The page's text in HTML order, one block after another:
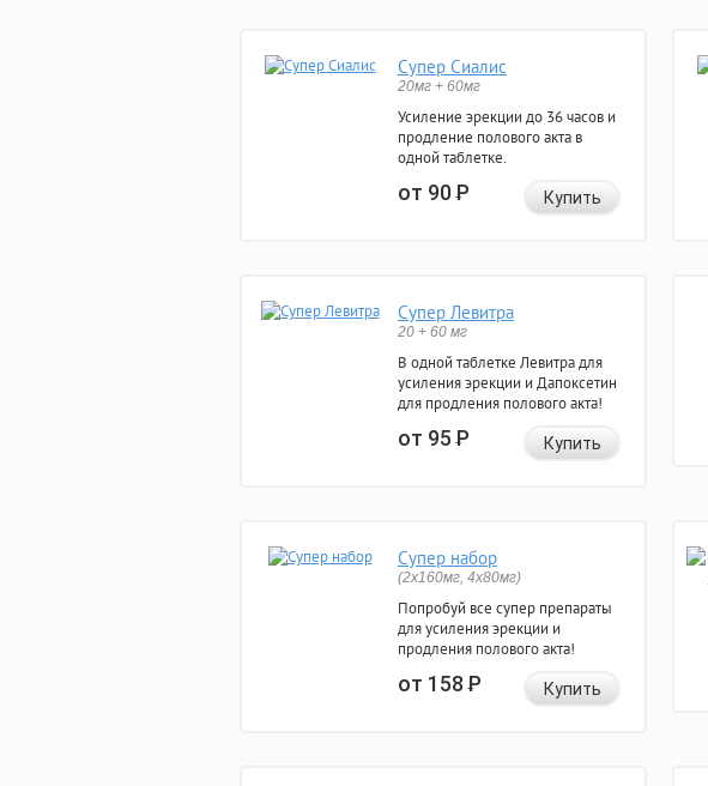
Супер Сиалис
20мг + 60мг
Усиление эрекции до 36 часов и
продление полового акта в
одной таблетке.
от 90Р Купить
Супер Левитра
20 + 60 мг
В одной таблетке Левитра для
усиления эрекции и Дапоксетин
для продления полового акта!
от 95Р Купить
Супер набор
(2х160мг, 4х80мг)
Попробуй все супер препараты
для усиления эрекции и
продления полового акта!
от 158Р Купить